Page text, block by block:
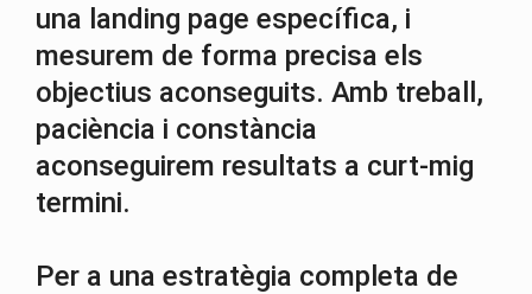
una landing page específica, i
mesurem de forma precisa els
objectius aconseguits. Amb treball,
paciència i constància
aconseguirem resultats a curt-mig
termini.
Per a una estratègia completa de